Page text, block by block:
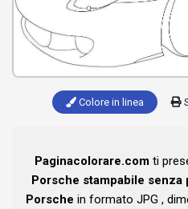
Colore in linea
Paginacolorare.com ti
Porsche stampabile senza
Porsche in formato JPG ,